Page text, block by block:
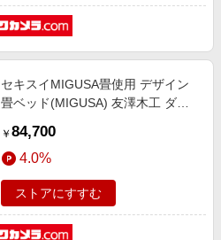
セキスイMIGUSA畳使用 デザイン
畳ベッド(MIGUSA) 友澤木工 ダー
[ダブルサイズ]
￥ 84,700
4.0%
ストアにすすむ